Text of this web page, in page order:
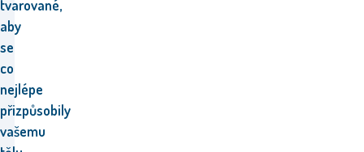
tvarované,
aby
se
co
nejlépe
přizpůsobily
vašemu